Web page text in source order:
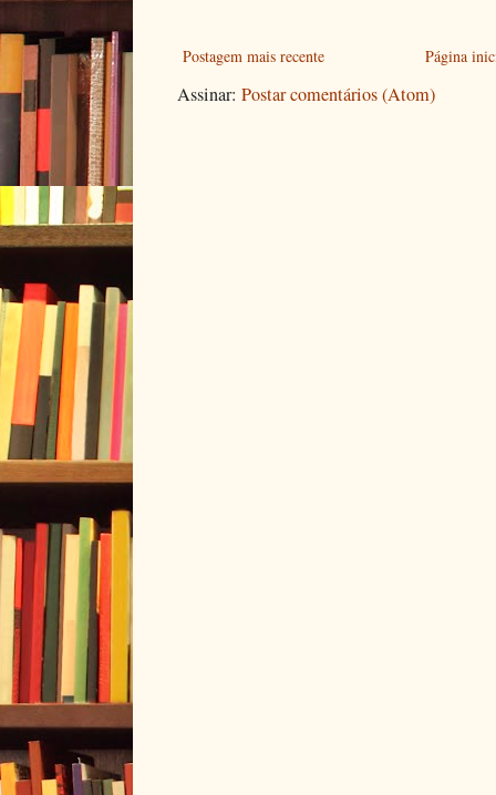
Postagem mais recente Página
Assinar: Postar comentários (Atom)